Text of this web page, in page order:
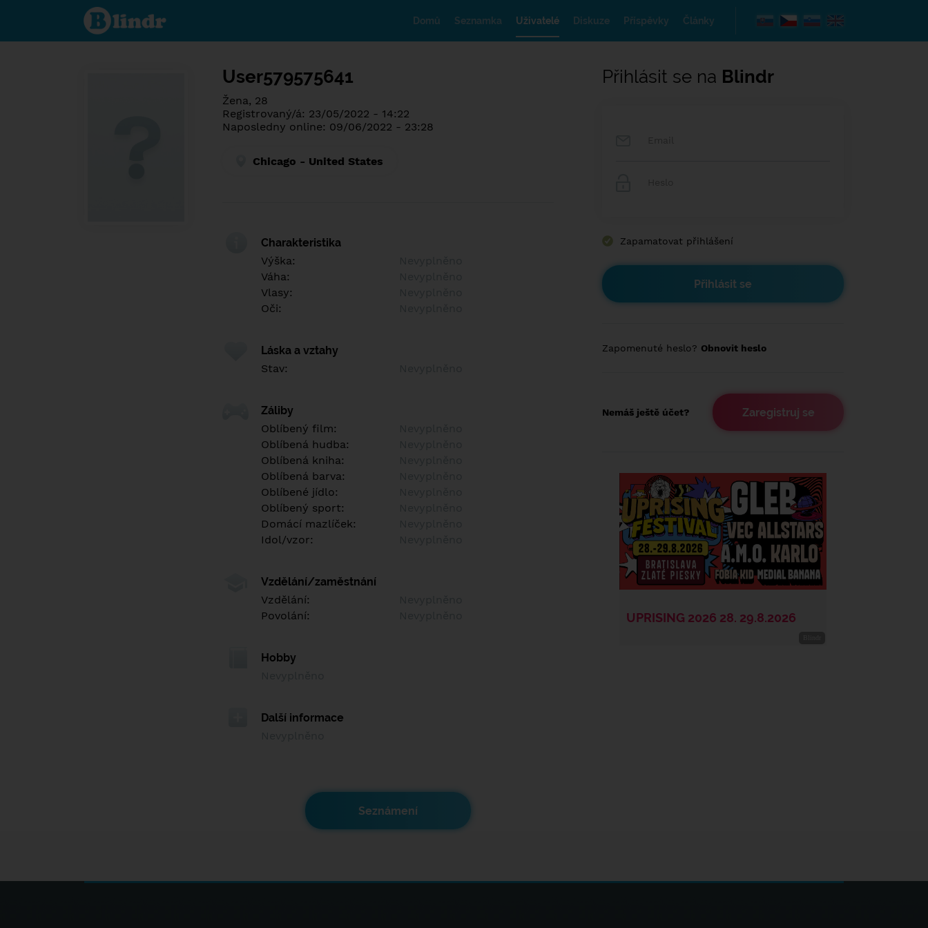
Poznej co je
pod maskou.
Seznamovací
Domů Seznamka Uživatelé Diskuze Příspěvky Články
User579575641
Žena, 28
Registrovaný/á: 23/05/2022 - 14:22
Naposledny online: 09/06/2022 - 23:28
Chicago - United States
Charakteristika
Výška:
Váha:
Vlasy:
Oči:
Láska a vztahy
Stav:
Záliby
Oblíbený film:
Oblíbená hudba:
Oblíbená kniha:
Oblíbená barva:
Oblíbené jídlo:
Oblíbený sport:
Domácí mazlíček:
Idol/vzor:
Vzdělání/zaměstnání
Vzdělání:
Povolání:
Hobby
Další informace
Seznámení
Přihlásit se na Blindr
Zapamatovat přihlášení
Zapomenuté heslo? Obnovit heslo
Nemáš ještě účet? Zaregistruj se